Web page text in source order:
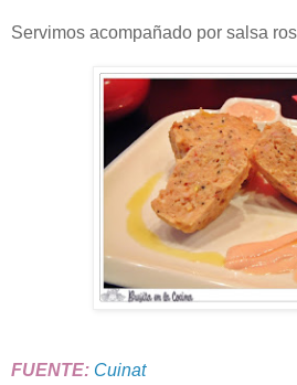
Servimos acompañado por salsa
FUENTE: Cuinat